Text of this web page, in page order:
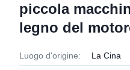
piccola
legno del
Luogo d'origine: La Cina